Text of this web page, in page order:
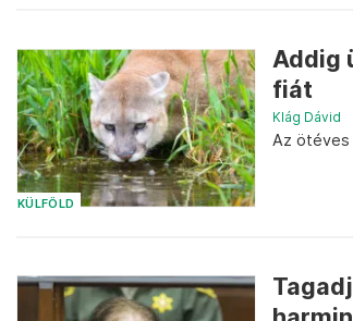
KÜLFÖLD
Addig
fiát
Klág Dávid
Az ötéves